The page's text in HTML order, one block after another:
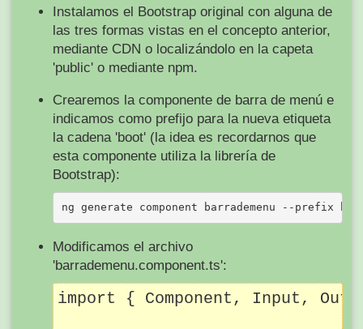
Instalamos el Bootstrap original con alguna de
las tres formas vistas en el concepto anterior,
mediante CDN o localizándolo en la capeta
'public' o mediante npm.
Crearemos la componente de barra de menú e
indicamos como prefijo para la nueva etiqueta
la cadena 'boot' (la idea es recordarnos que
esta componente utiliza la librería de
Bootstrap):
Modificamos el archivo
'barrademenu.component.ts':
import { Component, Input,